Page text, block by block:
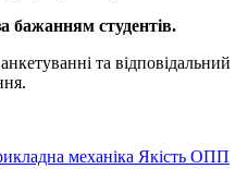
бажанням студентів.
та відповідальний
механіка Якість ОПП